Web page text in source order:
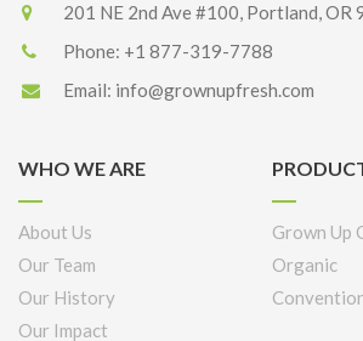
201 NE 2nd Ave #100, Portland, OR
Phone: +1 877-319-7788
Email: info@grownupfresh.com
WHO WE ARE
About Us
Our Team
Our History
Our Impact
Grown Up
Organic